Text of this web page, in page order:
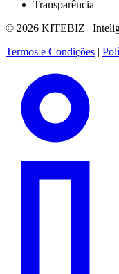
Transparência
© 2026 KITEBIZ |
Termos e Condições |